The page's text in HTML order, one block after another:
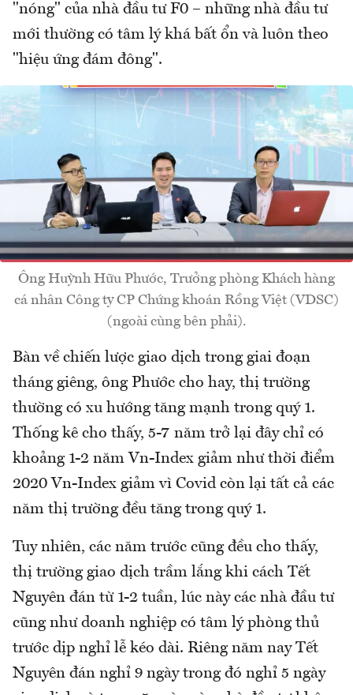
"nóng" của nhà đầu tư F0 – những nhà đầu tư
mới thường có tâm lý khá bất ổn và luôn theo
"hiệu ứng đám đông".
Ông Huỳnh Hữu Phước, Trưởng phòng Khách hàng
cá nhân Công ty CP Chứng khoán Rồng Việt (VDSC)
(ngoài cùng bên phải).
Bàn về chiến lược giao dịch trong giai đoạn
tháng giêng, ông Phước cho hay, thị trường
thường có xu hướng tăng mạnh trong quý 1.
Thống kê cho thấy, 5-7 năm trở lại đây chỉ có
khoảng 1-2 năm Vn-Index giảm như thời điểm
2020 Vn-Index giảm vì Covid còn lại tất cả các
năm thị trường đều tăng trong quý 1.
Tuy nhiên, các năm trước cũng đều cho thấy,
thị trường giao dịch trầm lắng khi cách Tết
Nguyên đán từ 1-2 tuần, lúc này các nhà đầu tư
cũng như doanh nghiệp có tâm lý phòng thủ
trước dịp nghỉ lễ kéo dài. Riêng năm nay Tết
Nguyên đán nghỉ 9 ngày trong đó nghỉ 5 ngày